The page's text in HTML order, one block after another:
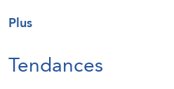
Plus
Tendances